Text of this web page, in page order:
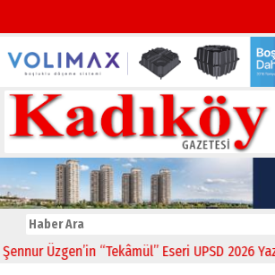
Üzgen’in “Tekâmül” Eseri UPSD 2026 Yaz